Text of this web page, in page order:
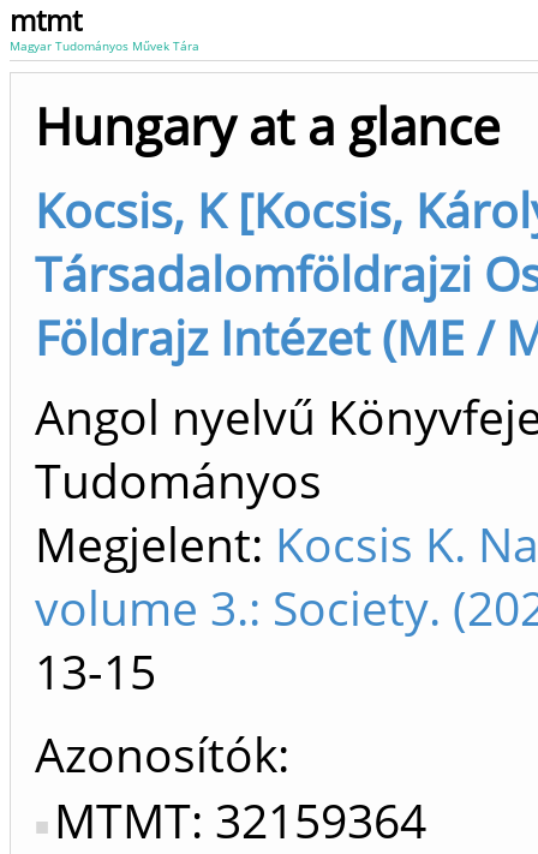
mtmt
Magyar Tudományos Művek Tára
Hungary at a glance
Kocsis, K [Kocsis,
Társadalomföldrajzi
Földrajz Intézet (ME /
Angol nyelvű
Tudományos
Megjelent: Kocsis K.
volume 3.: Society.
13-15
Azonosítók
MTMT: 32159364